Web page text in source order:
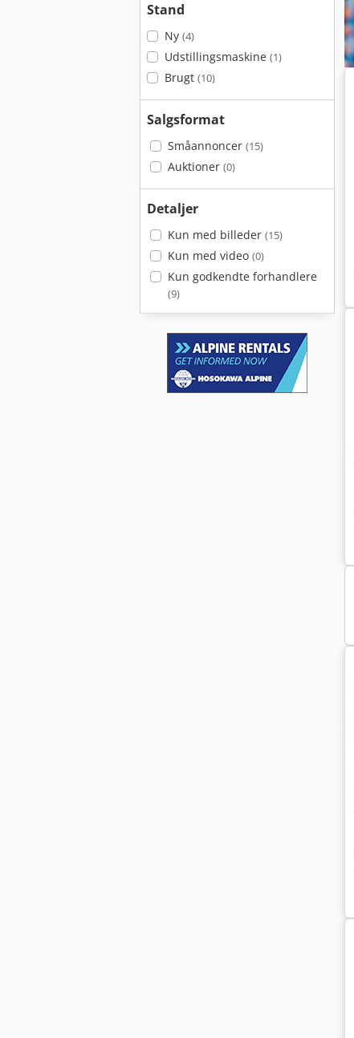
Stand
Ny (4)
Udstillingsmaskine (1)
Brugt (10)
Salgsformat
Småannoncer (15)
Auktioner (0)
Detaljer
Kun med billeder (15)
Kun med video (0)
Kun godkendte forhandlere
(9)